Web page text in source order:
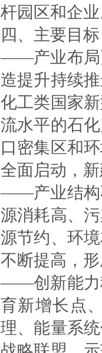
杆园区和企
四、主要目标
——产业布局
造提升持续
化工类国家
流水平的石
口密集区和
全面启动，
——产业结构
源消耗高、
源节约、环
不断提高，
——创新能力
育新增长点
理、能量系